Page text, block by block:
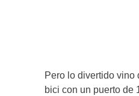
Pero lo divertido vino
bici con un puerto de